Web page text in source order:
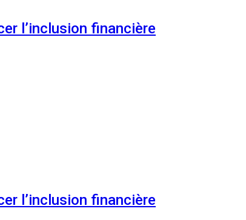
l’inclusion financière
l’inclusion financière